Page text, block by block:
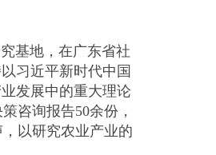
基地，在广东省社
习近平新时代中国
发展中的重大理论
咨询报告50余份，
以研究农业产业的